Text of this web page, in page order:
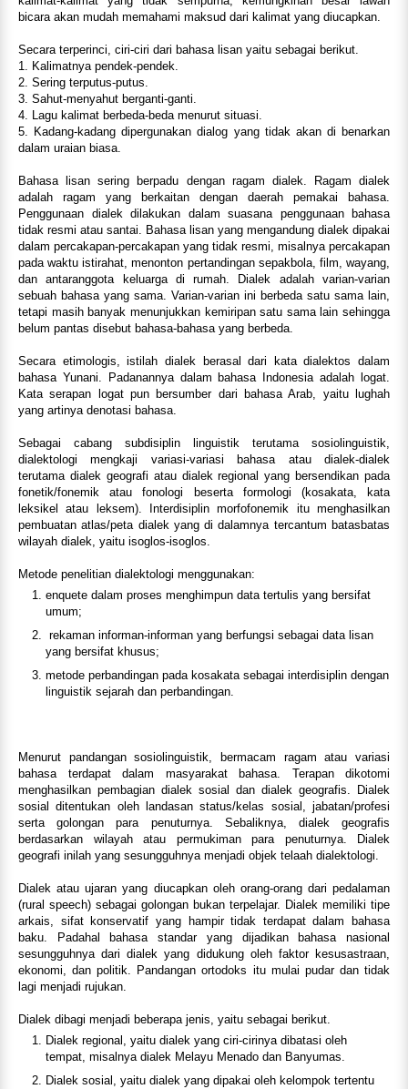
bicara akan mudah memahami maksud dari kalimat yang diucapkan.
Secara terperinci, ciri-ciri dari bahasa lisan yaitu sebagai berikut.
1. Kalimatnya pendek-pendek.
2. Sering terputus-putus.
3. Sahut-menyahut berganti-ganti.
4. Lagu kalimat berbeda-beda menurut situasi.
5. Kadang-kadang dipergunakan dialog yang tidak akan di benarkan
dalam uraian biasa.
Bahasa lisan sering berpadu dengan ragam dialek. Ragam dialek
adalah ragam yang berkaitan dengan daerah pemakai bahasa.
Penggunaan dialek dilakukan dalam suasana penggunaan bahasa
tidak resmi atau santai. Bahasa lisan yang mengandung dialek dipakai
dalam percakapan-percakapan yang tidak resmi, misalnya percakapan
pada waktu istirahat, menonton pertandingan sepakbola, film, wayang,
dan antaranggota keluarga di rumah. Dialek adalah varian-varian
sebuah bahasa yang sama. Varian-varian ini berbeda satu sama lain,
tetapi masih banyak menunjukkan kemiripan satu sama lain sehingga
belum pantas disebut bahasa-bahasa yang berbeda.
Secara etimologis, istilah dialek berasal dari kata dialektos dalam
bahasa Yunani. Padanannya dalam bahasa Indonesia adalah logat.
Kata serapan logat pun bersumber dari bahasa Arab, yaitu lughah
yang artinya denotasi bahasa.
Sebagai cabang subdisiplin linguistik terutama sosiolinguistik,
dialektologi mengkaji variasi-variasi bahasa atau dialek-dialek
terutama dialek geografi atau dialek regional yang bersendikan pada
fonetik/fonemik atau fonologi beserta formologi (kosakata, kata
leksikel atau leksem). Interdisiplin morfofonemik itu menghasilkan
pembuatan atlas/peta dialek yang di dalamnya tercantum batasbatas
wilayah dialek, yaitu isoglos-isoglos.
Metode penelitian dialektologi menggunakan:
enquete dalam proses menghimpun data tertulis yang bersifat
umum;
rekaman informan-informan yang berfungsi sebagai data lisan
yang bersifat khusus;
metode perbandingan pada kosakata sebagai interdisiplin dengan
linguistik sejarah dan perbandingan.
Menurut pandangan sosiolinguistik, bermacam ragam atau variasi
bahasa terdapat dalam masyarakat bahasa. Terapan dikotomi
menghasilkan pembagian dialek sosial dan dialek geografis. Dialek
sosial ditentukan oleh landasan status/kelas sosial, jabatan/profesi
serta golongan para penuturnya. Sebaliknya, dialek geografis
berdasarkan wilayah atau permukiman para penuturnya. Dialek
geografi inilah yang sesungguhnya menjadi objek telaah dialektologi.
Dialek atau ujaran yang diucapkan oleh orang-orang dari pedalaman
(rural speech) sebagai golongan bukan terpelajar. Dialek memiliki tipe
arkais, sifat konservatif yang hampir tidak terdapat dalam bahasa
baku. Padahal bahasa standar yang dijadikan bahasa nasional
sesungguhnya dari dialek yang didukung oleh faktor kesusastraan,
ekonomi, dan politik. Pandangan ortodoks itu mulai pudar dan tidak
lagi menjadi rujukan.
Dialek dibagi menjadi beberapa jenis, yaitu sebagai berikut.
Dialek regional, yaitu dialek yang ciri-cirinya dibatasi oleh
tempat, misalnya dialek Melayu Menado dan Banyumas.
Dialek sosial, yaitu dialek yang dipakai oleh kelompok tertentu